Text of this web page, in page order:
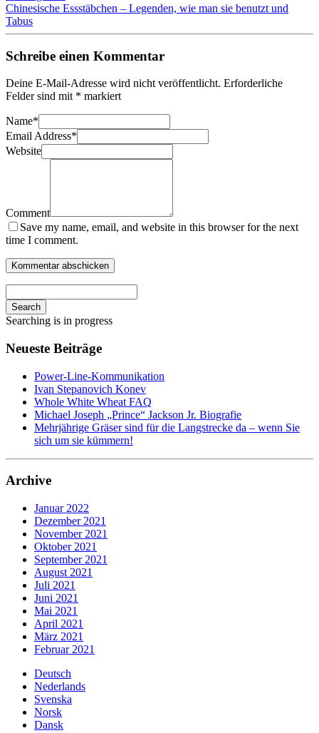
Chinesische Essstäbchen – Legenden, wie man sie benutzt und
Tabus
Schreibe einen Kommentar
Deine E-Mail-Adresse wird nicht veröffentlicht. Erforderliche
Felder sind mit * markiert
Name*
Email Address*
Website
Comment
Save my name, email, and website in this browser for the next
time I comment.
Search
Searching is in progress
Neueste Beiträge
Power-Line-Kommunikation
Ivan Stepanovich Konev
Whole White Wheat FAQ
Michael Joseph „Prince“ Jackson Jr. Biografie
Mehrjährige Gräser sind für die Langstrecke da – wenn Sie
sich um sie kümmern!
Archive
Januar 2022
Dezember 2021
November 2021
Oktober 2021
September 2021
August 2021
Juli 2021
Juni 2021
Mai 2021
April 2021
März 2021
Februar 2021
Deutsch
Nederlands
Svenska
Norsk
Dansk